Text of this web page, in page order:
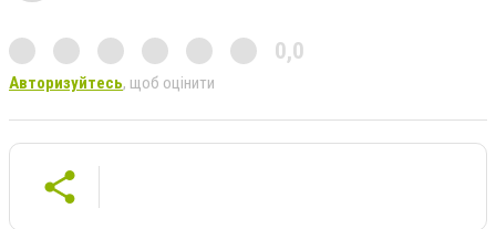
0,0
Авторизуйтесь, щоб оцінити